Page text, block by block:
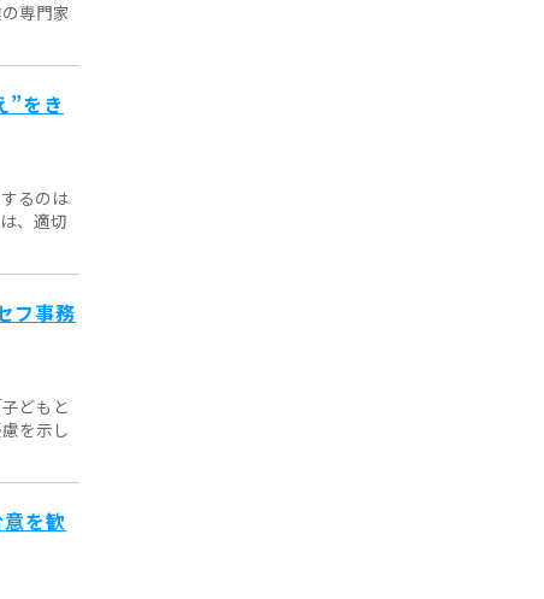
専門家
”をき
るのは
、適切
フ事務
どもと
を示し
を歓